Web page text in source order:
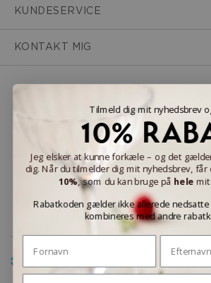
KUNDESERVICE
KONTAKT MIG
Tilmeld dig mit nyhedsbrev
10%
Jeg elsker at kunne forkæle – og det
dig. Når du tilmelder dig mit nyhedsbrev,
10%, som du kan bruge på hele
Rabatkoden gælder ikke allerede
kombineres med andre